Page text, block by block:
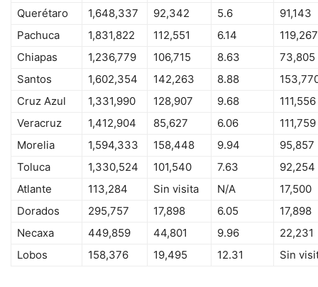
Querétaro
1,648,337 92,342 5.6
91,143
Pachuca
1,831,822 112,551 6.14
119,267
Chiapas
1,236,779 106,715 8.63
73,805
Santos
1,602,354 142,263 8.88
Cruz Azul
1,331,990 128,907 9.68
111,556
Veracruz
1,412,904 85,627 6.06
111,759
Morelia
1,594,333 158,448 9.94
95,857
Toluca
1,330,524 101,540 7.63
92,254
Atlante
113,284 Sin visita N/A
17,500
Dorados
295,757 17,898 6.05
17,898
Necaxa
449,859 44,801 9.96
22,231
Lobos
158,376 19,495 12.31 Sin